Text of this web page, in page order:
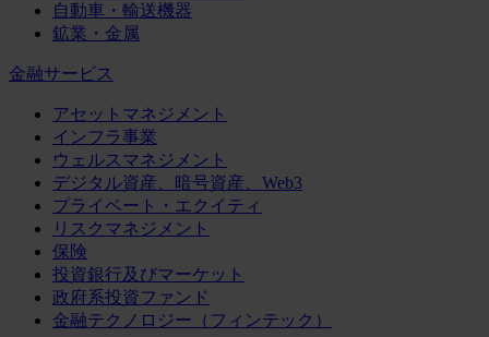
自動車・輸送機器
鉱業・金属
金融サービス
アセットマネジメント
インフラ事業
ウェルスマネジメント
デジタル資産、暗号資産、Web3
プライベート・エクイティ
リスクマネジメント
保険
投資銀行及びマーケット
政府系投資ファンド
金融テクノロジー（フィンテック）